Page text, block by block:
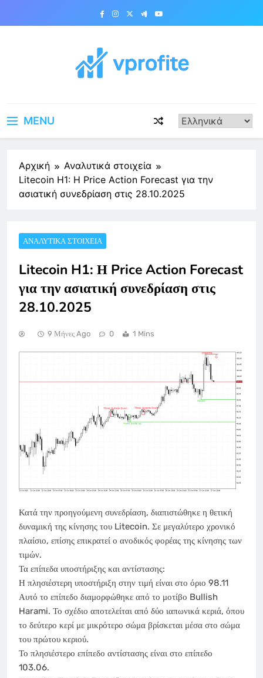
MENU
Αρχική
Αναλυτικά στοιχεία
Litecoin H1: Η Price Action Forecast για την
ασιατική συνεδρίαση στις 28.10.2025
ΑΝΑΛΥΤΙΚΆ ΣΤΟΙΧΕΊΑ
Litecoin H1: Η Price Action Forecast
για την ασιατική συνεδρίαση στις
28.10.2025
9 Μήνες Ago 0 1 Mins
Κατά την προηγούμενη συνεδρίαση, διαπιστώθηκε η θετική
δυναμική της κίνησης του Litecoin. Σε μεγαλύτερο χρονικό
πλαίσιο, επίσης επικρατεί ο ανοδικός φορέας της κίνησης των
τιμών.
Τα επίπεδα υποστήριξης και αντίστασης:
Η πλησιέστερη υποστήριξη στην τιμή είναι στο όριο 98.11
Αυτό το επίπεδο διαμορφώθηκε από το μοτίβο Bullish
Harami. Το σχέδιο αποτελείται από δύο ιαπωνικά κεριά, όπου
το δεύτερο κερί με μικρότερο σώμα βρίσκεται μέσα στο σώμα
του πρώτου κεριού.
Το πλησιέστερο επίπεδο αντίστασης είναι στο επίπεδο
103.06.